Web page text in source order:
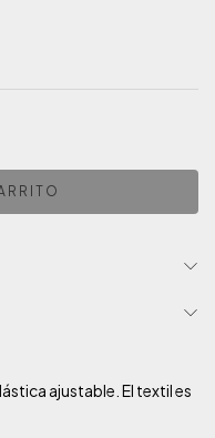
ajustable. El textil es